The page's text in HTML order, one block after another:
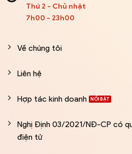
Thứ 2 - Chủ nhật
7h00 - 23h00
Về chúng tôi
Liên hệ
Hợp tác kinh doanh
Nghị Định 03/2021/NĐ-CP có
điện tử